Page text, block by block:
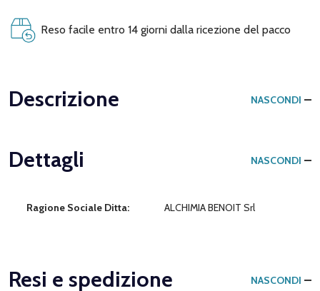
Reso facile entro 14 giorni dalla ricezione del pacco
Descrizione NASCONDI
Dettagli NASCONDI
Ragione Sociale Ditta: ALCHIMIA BENOIT Srl
Resi e spedizione NASCONDI